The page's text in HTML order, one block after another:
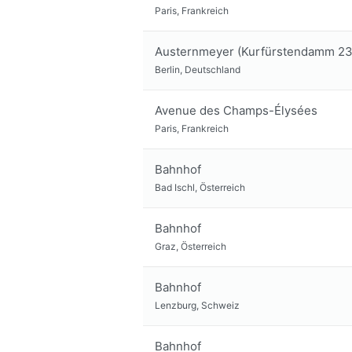
Paris, Frankreich
Austernmeyer (Kurfürstendamm
Berlin, Deutschland
Avenue des Champs-Élysées
Paris, Frankreich
Bahnhof
Bad Ischl, Österreich
Bahnhof
Graz, Österreich
Bahnhof
Lenzburg, Schweiz
Bahnhof